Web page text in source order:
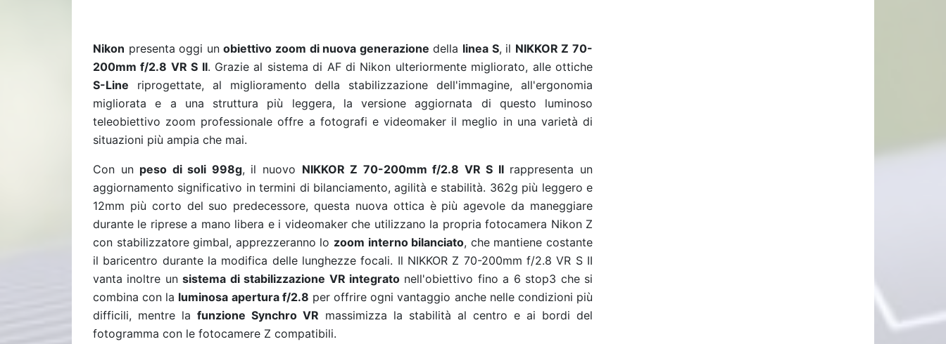
Nikon presenta oggi unobiettivo zoom di nuova generazione della linea S, il NIKKOR Z70-
200mm f/2.8 VR S II. Grazie al sistema di AF di Nikon ulteriormente migliorato, alle ottiche
S-Line riprogettate, al miglioramento della stabilizzazione dell'immagine, all'ergonomia
migliorata e a una struttura più leggera, la versione aggiornata di questo luminoso
teleobiettivo zoom professionale offre a fotografi e videomaker il meglio in una varietà di
situazioni più ampia che mai.
Con un peso di soli 998g, il nuovo NIKKOR Z 70-200mm f/2.8 VR S IIrappresenta un
aggiornamento significativo in termini di bilanciamento, agilità e stabilità. 362g più leggero e
12mm più corto del suo predecessore, questa nuova ottica è più agevole da maneggiare
durante le riprese a mano libera e i videomaker che utilizzano la propria fotocamera Nikon Z
con stabilizzatore gimbal, apprezzeranno lo zoom interno bilanciato, che mantiene costante
il baricentro durante la modifica delle lunghezze focali. Il NIKKOR Z 70-200mm f/2.8 VR S II
vanta inoltre unsistema di stabilizzazione VR integrato nell'obiettivo fino a 6 stop3 che si
combina con la luminosa apertura f/2.8 per offrire ogni vantaggio anche nelle condizioni più
difficili, mentre la funzione Synchro VR massimizza la stabilità al centro e ai bordi del
fotogramma con le fotocamere Z compatibili.